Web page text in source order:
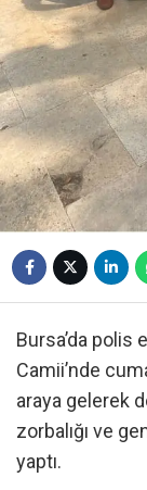
Bursa’da polis
Camii’nde
araya gelerek
zorbalığı ve
yaptı.